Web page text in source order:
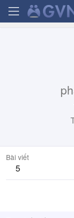
Bài viết
5